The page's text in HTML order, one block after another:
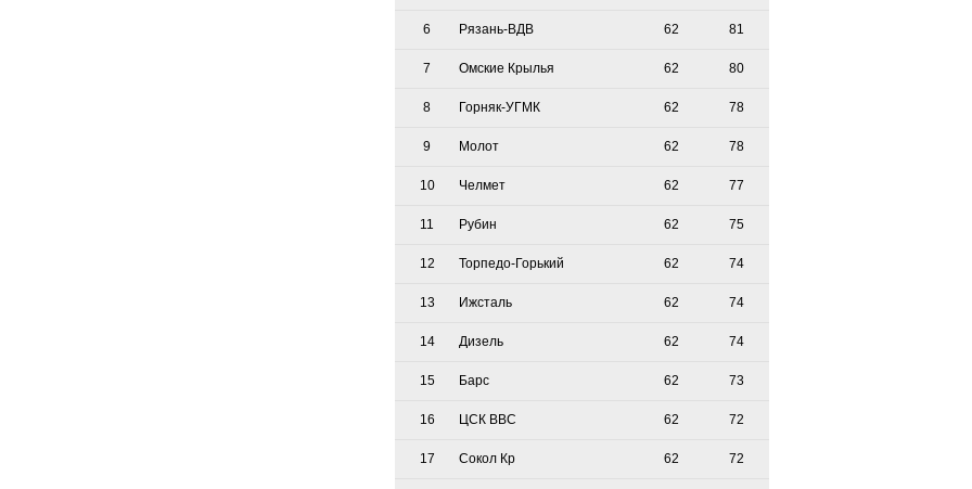
6 Рязань-ВДВ 62 81
7 Омские Крылья 62 80
8 Горняк-УГМК 62 78
9 Молот 62 78
10 Челмет 62 77
11 Рубин 62 75
12 Торпедо-Горький 62 74
13 Ижсталь 62 74
14 Дизель 62 74
15 Барс 62 73
16 ЦСК ВВС 62 72
17 Сокол Кр 62 72